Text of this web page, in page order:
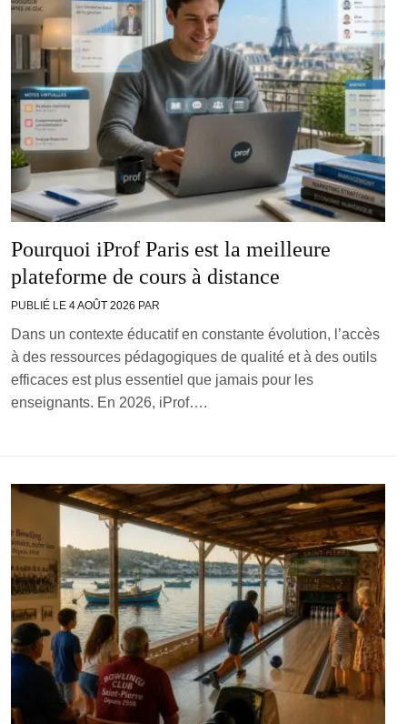
Pourquoi iProf Paris est la meilleure
plateforme de cours à distance
PUBLIÉ LE 4 AOÛT 2026 PAR
Dans un contexte éducatif en constante évolution, l’accès
à des ressources pédagogiques de qualité et à des outils
efficaces est plus essentiel que jamais pour les
enseignants. En 2026, iProf….